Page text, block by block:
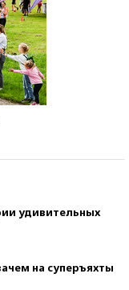
удивительных
на суперъяхты